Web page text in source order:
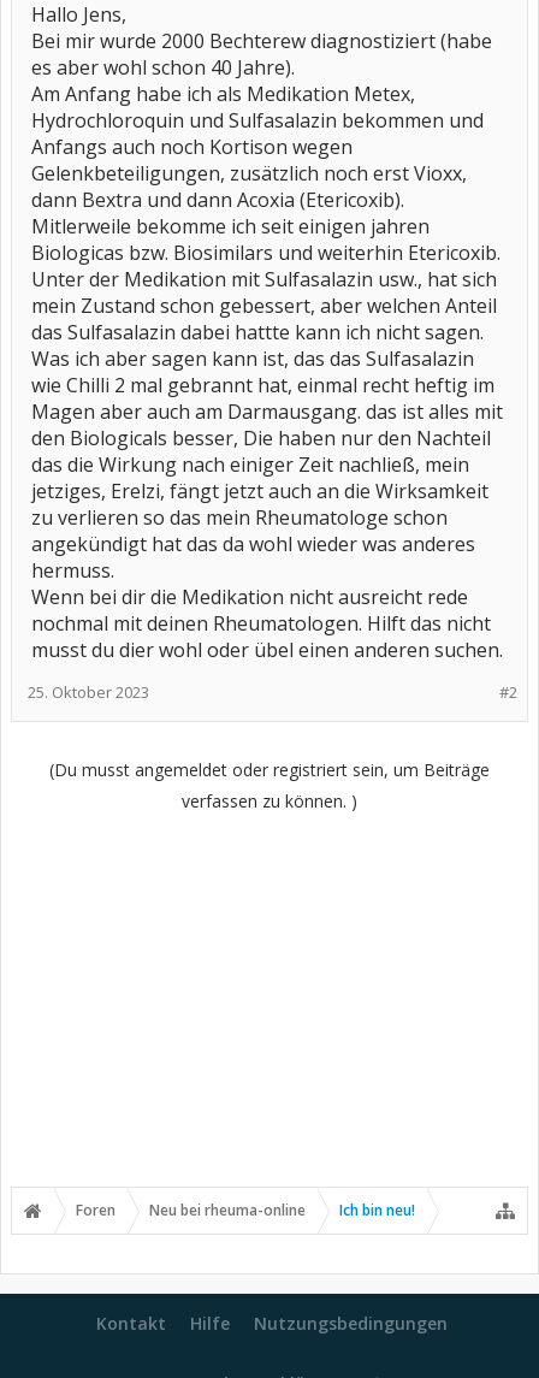
Hallo Jens,
Bei mir wurde 2000 Bechterew diagnostiziert (habe
es aber wohl schon 40 Jahre).
Am Anfang habe ich als Medikation Metex,
Hydrochloroquin und Sulfasalazin bekommen und
Anfangs auch noch Kortison wegen
Gelenkbeteiligungen, zusätzlich noch erst Vioxx,
dann Bextra und dann Acoxia (Etericoxib).
Mitlerweile bekomme ich seit einigen jahren
Biologicas bzw. Biosimilars und weiterhin Etericoxib.
Unter der Medikation mit Sulfasalazin usw., hat sich
mein Zustand schon gebessert, aber welchen Anteil
das Sulfasalazin dabei hattte kann ich nicht sagen.
Was ich aber sagen kann ist, das das Sulfasalazin
wie Chilli 2 mal gebrannt hat, einmal recht heftig im
Magen aber auch am Darmausgang. das ist alles mit
den Biologicals besser, Die haben nur den Nachteil
das die Wirkung nach einiger Zeit nachließ, mein
jetziges, Erelzi, fängt jetzt auch an die Wirksamkeit
zu verlieren so das mein Rheumatologe schon
angekündigt hat das da wohl wieder was anderes
hermuss.
Wenn bei dir die Medikation nicht ausreicht rede
nochmal mit deinen Rheumatologen. Hilft das nicht
musst du dier wohl oder übel einen anderen suchen.
#2
25. Oktober 2023
(Du musst angemeldet oder registriert sein, um Beiträge
verfassen zu können. )
Foren Neu bei rheuma-online Ich bin neu!
Kontakt Hilfe Nutzungsbedingungen